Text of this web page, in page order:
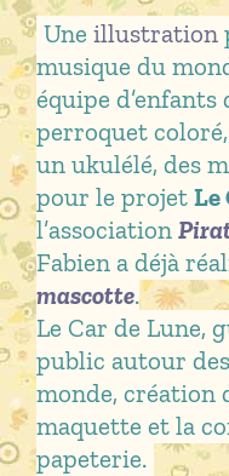
Uneillustration
musique du
équipe
perroquet
un ukulélé, des
pour le projet Le
l’association
Fabien a déjà
mascotte.
Le Car de Lune,
public autour
monde, création
maquette et la
papeterie.